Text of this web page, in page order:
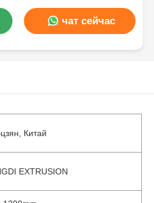
чат сейчас
Китай
EXTRUSION